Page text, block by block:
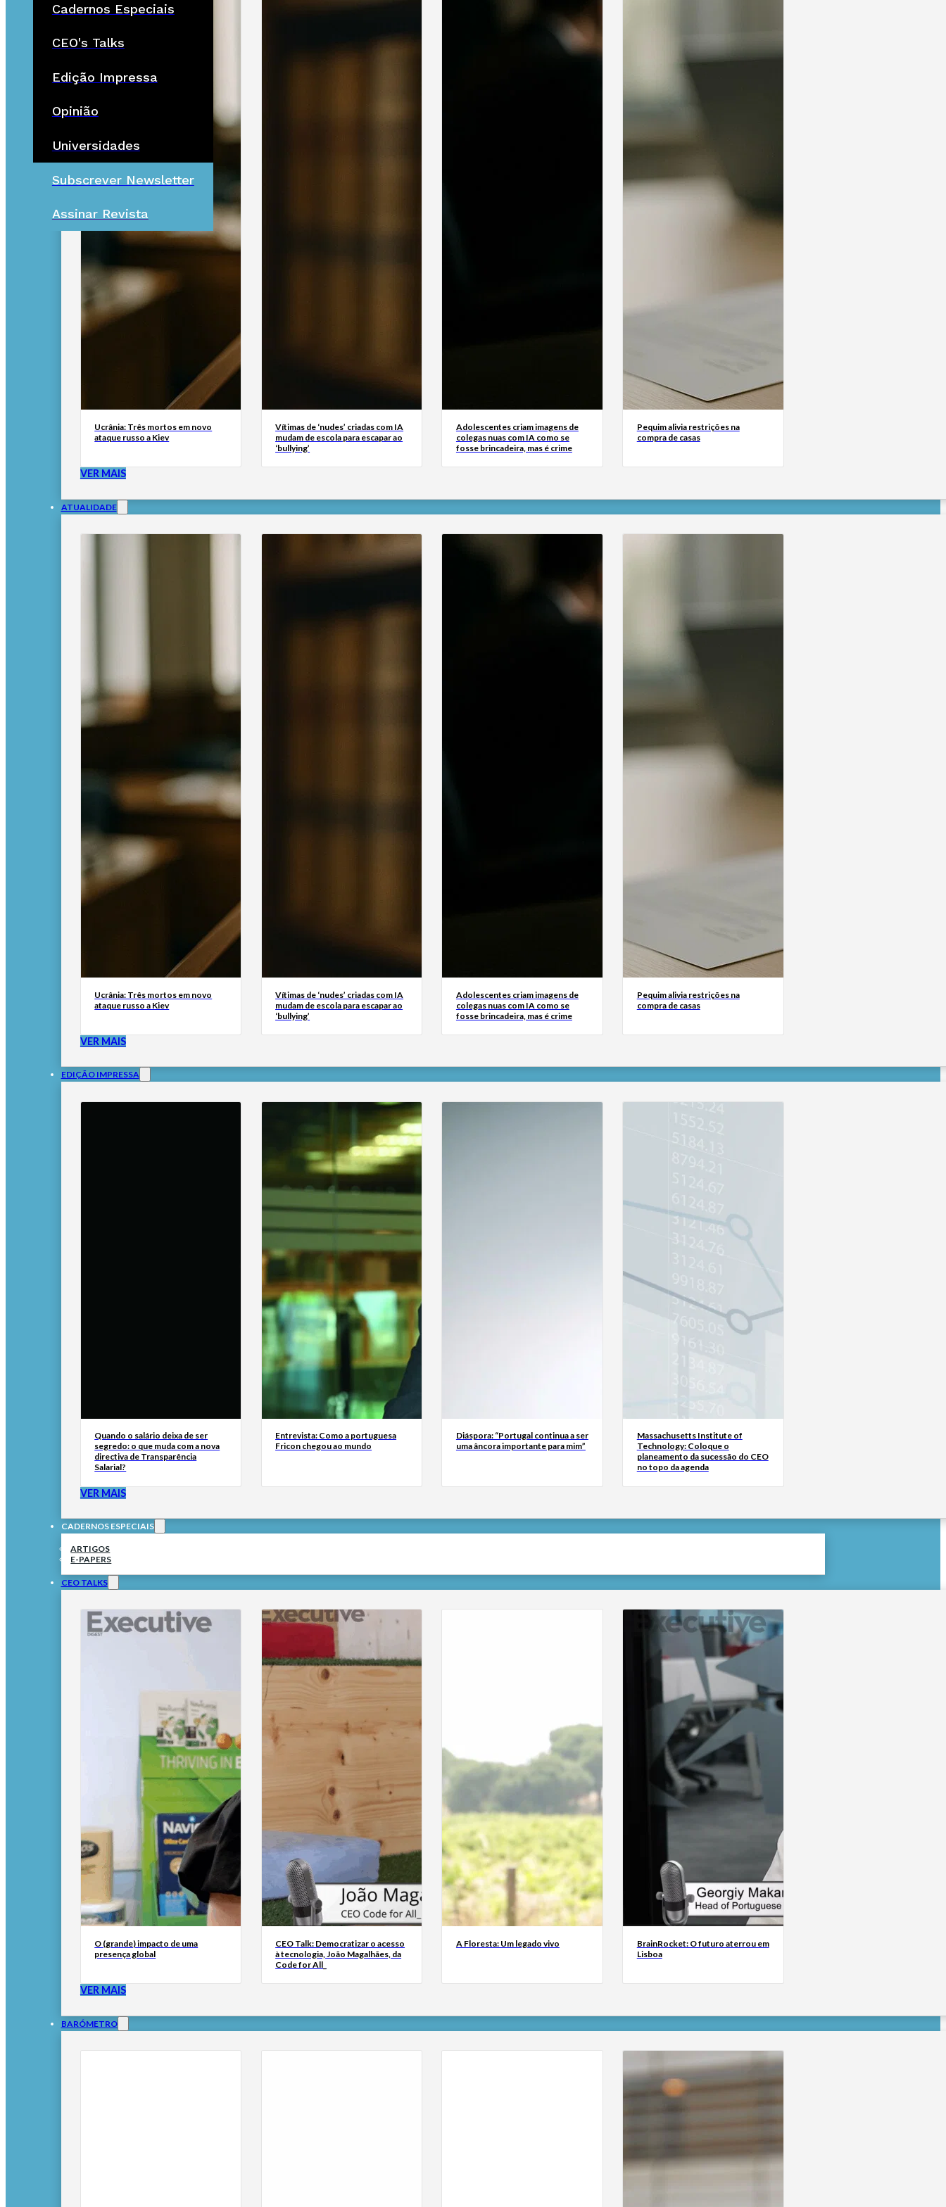
Cadernos Especiais
CEO's Talks
Edição Impressa
Opinião
Universidades
Subscrever Newsletter
Assinar Revista
Ucrânia: Três mortos em novo
ataque russo a Kiev
Vítimas de ‘nudes’ criadas com IA
mudam de escola para escapar ao
‘bullying’
Adolescentes criam imagens de
colegas nuas com IA como se
fosse brincadeira, mas é crime
Pequim alivia restrições na
compra de casas
VER MAIS
ATUALIDADE
Ucrânia: Três mortos em novo
ataque russo a Kiev
Vítimas de ‘nudes’ criadas com IA
mudam de escola para escapar ao
‘bullying’
Adolescentes criam imagens de
colegas nuas com IA como se
fosse brincadeira, mas é crime
Pequim alivia restrições na
compra de casas
VER MAIS
EDIÇÃO IMPRESSA
Quando o salário deixa de ser
segredo: o que muda com a nova
directiva de Transparência
Salarial?
Entrevista: Como a portuguesa
Fricon chegou ao mundo
Diáspora: “Portugal continua a ser
uma âncora importante para mim”
Massachusetts Institute of
Technology: Coloque o
planeamento da sucessão do CEO
no topo da agenda
VER MAIS
CADERNOS ESPECIAIS
ARTIGOS
E-PAPERS
CEO TALKS
O (grande) impacto de uma
presença global
CEO Talk: Democratizar o acesso
à tecnologia, João Magalhães, da
Code for All_
A Floresta: Um legado vivo
BrainRocket: O futuro aterrou em
Lisboa
VER MAIS
BARÓMETRO